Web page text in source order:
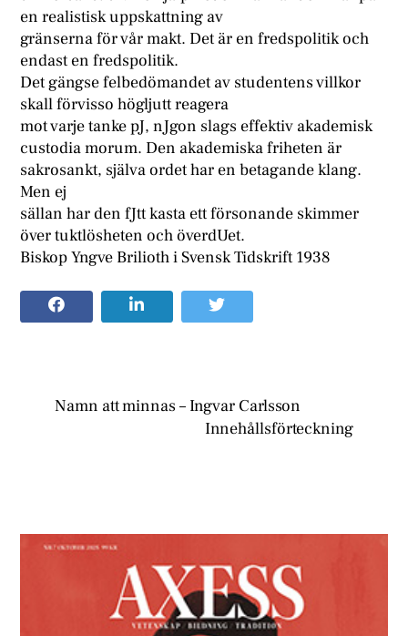
en realistisk uppskattning av
gränserna för vår makt. Det är en fredspolitik och
endast en fredspolitik.
Det gängse felbedömandet av studentens villkor
skall förvisso högljutt reagera
mot varje tanke pJ, nJgon slags effektiv akademisk
custodia morum. Den akademiska friheten är
sakrosankt, själva ordet har en betagande klang.
Men ej
sällan har den fJtt kasta ett försonande skimmer
över tuktlösheten och överdUet.
Biskop Yngve Brilioth i Svensk Tidskrift 1938
Namn att minnas – Ingvar Carlsson
Innehållsförteckning